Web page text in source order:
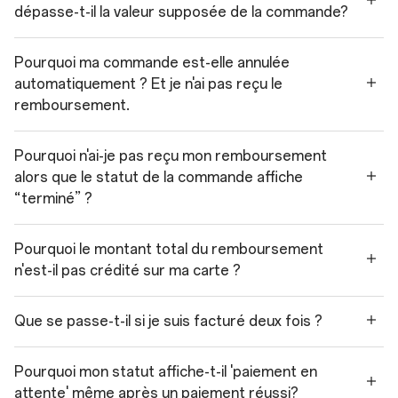
dépasse-t-il la valeur supposée de la commande?
Pourquoi ma commande est-elle annulée
automatiquement ? Et je n'ai pas reçu le
remboursement.
Pourquoi n'ai-je pas reçu mon remboursement
alors que le statut de la commande affiche
“terminé” ?
Pourquoi le montant total du remboursement
n'est-il pas crédité sur ma carte ?
Que se passe-t-il si je suis facturé deux fois ?
Pourquoi mon statut affiche-t-il 'paiement en
attente' même après un paiement réussi?